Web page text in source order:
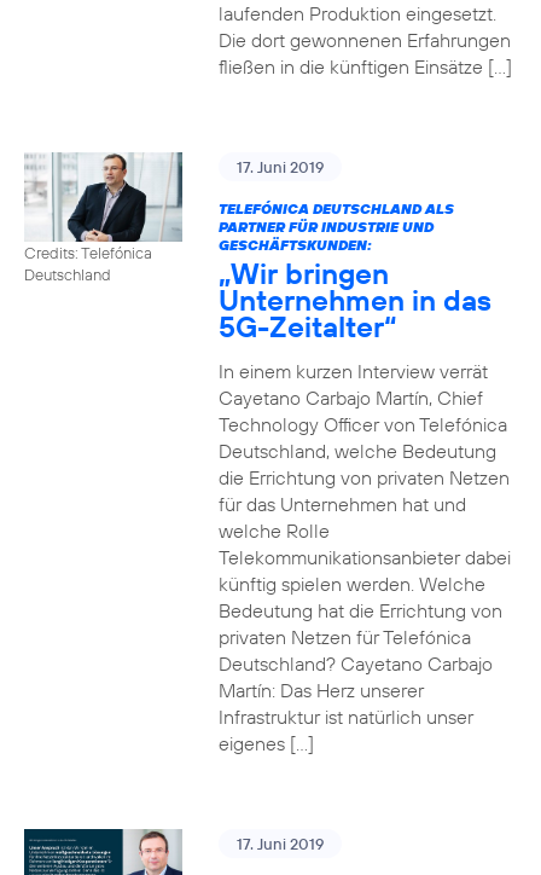
laufenden Produktion eingesetzt.
Die dort gewonnenen Erfahrungen
fließen in die künftigen Einsätze […]
Credits: Telefónica
Deutschland
17. Juni 2019
TELEFÓNICA DEUTSCHLAND ALS
PARTNER FÜR INDUSTRIE UND
GESCHÄFTSKUNDEN:
„Wir bringen
Unternehmen in das
5G-Zeitalter“
In einem kurzen Interview verrät
Cayetano Carbajo Martín, Chief
Technology Officer von Telefónica
Deutschland, welche Bedeutung
die Errichtung von privaten Netzen
für das Unternehmen hat und
welche Rolle
Telekommunikationsanbieter dabei
künftig spielen werden. Welche
Bedeutung hat die Errichtung von
privaten Netzen für Telefónica
Deutschland? Cayetano Carbajo
Martín: Das Herz unserer
Infrastruktur ist natürlich unser
eigenes […]
17. Juni 2019